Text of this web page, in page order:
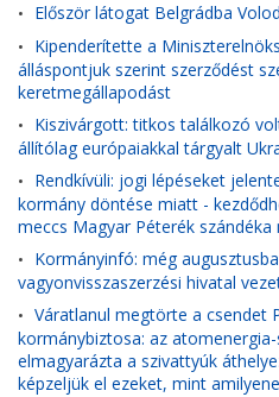
• Először látogat Belgrádba
• Kipenderítette a
álláspontjuk szerint szerződést
keretmegállapodást
• Kiszivárgott: titkos találkozó
állítólag európaiakkal tárgyalt
• Rendkívüli: jogi lépéseket
kormány döntése miatt -
meccs Magyar Péterék szándéka
• Kormányinfó: még
vagyonvisszaszerzési hivatal
• Váratlanul megtörte a csendet
kormánybiztosa: az
elmagyarázta a szivattyúk
képzeljük el ezeket, mint